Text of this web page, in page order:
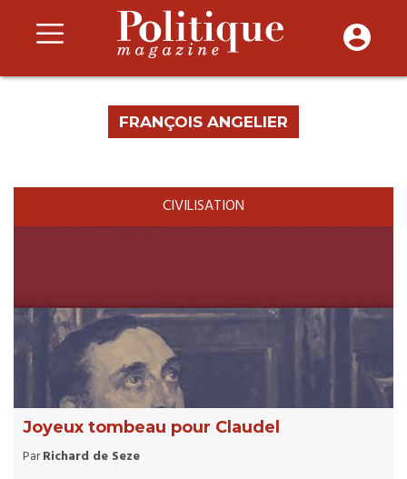
FRANÇOIS ANGELIER
CIVILISATION
Joyeux tombeau pour Claudel
ParRichard de Seze